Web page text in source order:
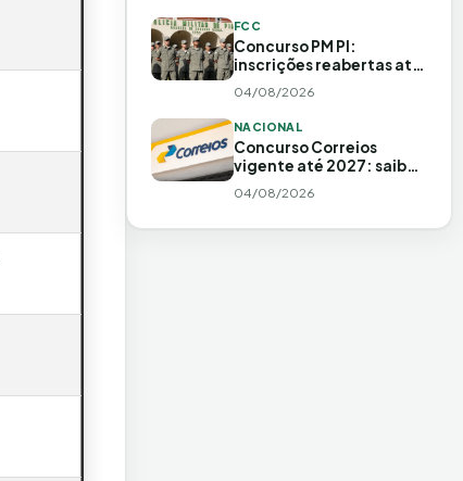
FCC
Concurso PM PI:
inscrições reabertas até
04/08/2026
NACIONAL
Concurso Correios
vigente até 2027: saiba
convocações!
04/08/2026